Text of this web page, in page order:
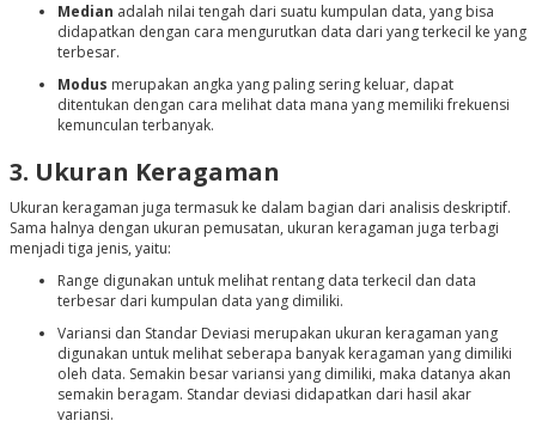
Median adalah nilai tengah dari suatu kumpulan data, yang bisa
didapatkan dengan cara mengurutkan data dari yang terkecil ke yang
terbesar.
Modus merupakan angka yang paling sering keluar, dapat
ditentukan dengan cara melihat data mana yang memiliki frekuensi
kemunculan terbanyak.
3. Ukuran Keragaman
Ukuran keragaman juga termasuk ke dalam bagian dari analisis deskriptif.
Sama halnya dengan ukuran pemusatan, ukuran keragaman juga terbagi
menjadi tiga jenis, yaitu:
Range digunakan untuk melihat rentang data terkecil dan data
terbesar dari kumpulan data yang dimiliki.
Variansi dan Standar Deviasi merupakan ukuran keragaman yang
digunakan untuk melihat seberapa banyak keragaman yang dimiliki
oleh data. Semakin besar variansi yang dimiliki, maka datanya akan
semakin beragam. Standar deviasi didapatkan dari hasil akar
variansi.